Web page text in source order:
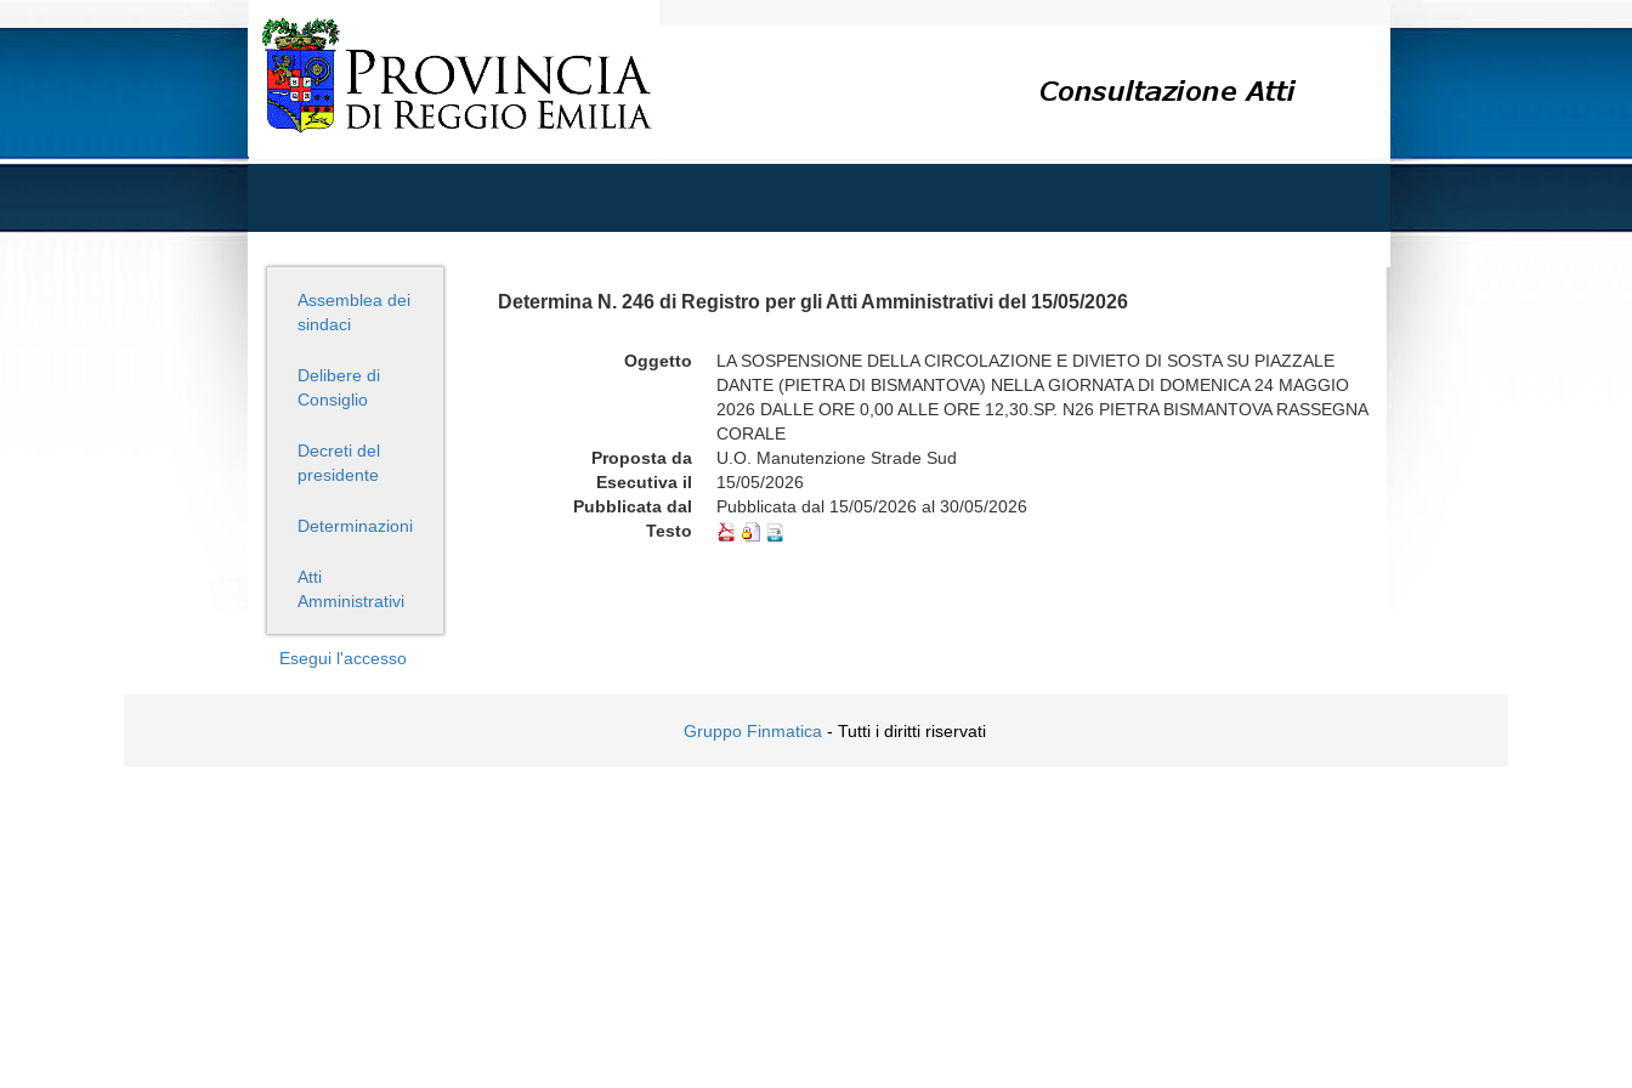
Assemblea dei
sindaci
Delibere di
Consiglio
Decreti del
presidente
Determinazioni
Atti
Amministrativi
Esegui l'accesso
Determina N. 246 di Registro per gli Atti Amministrativi del 15/05/2026
Oggetto
LA SOSPENSIONE DELLA CIRCOLAZIONE E DIVIETO DI SOSTA SU PIAZZALE
DANTE (PIETRA DI BISMANTOVA) NELLA GIORNATA DI DOMENICA 24 MAGGIO
2026 DALLE ORE 0,00 ALLE ORE 12,30.SP. N26 PIETRA BISMANTOVA RASSEGNA
CORALE
Proposta da
U.O. Manutenzione Strade Sud
Esecutiva il
15/05/2026
Pubblicata dal
Pubblicata dal 15/05/2026 al 30/05/2026
Testo
Gruppo Finmatica - Tutti i diritti riservati